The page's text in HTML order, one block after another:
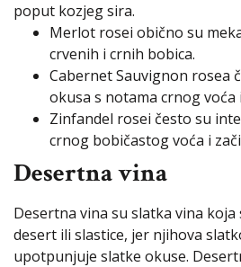
poput kozjeg sira.
Merlot rosei obično su
crvenih i crnih bobica.
Cabernet Sauvignon rosea
okusa s notama crnog voća
Zinfandel rosei često su
crnog bobičastog voća i
Desertna vina
Desertna vina su slatka vina
desert ili slastice, jer njihova
upotpunjuje slatke okuse.